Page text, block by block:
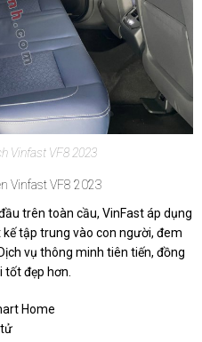
Vinfast VF8 2023
Vinfast VF8 2023
trên toàn cầu, VinFast áp dụng
tập trung vào con người, đem
vụ thông minh tiên tiến, đồng
đẹp hơn.
Home